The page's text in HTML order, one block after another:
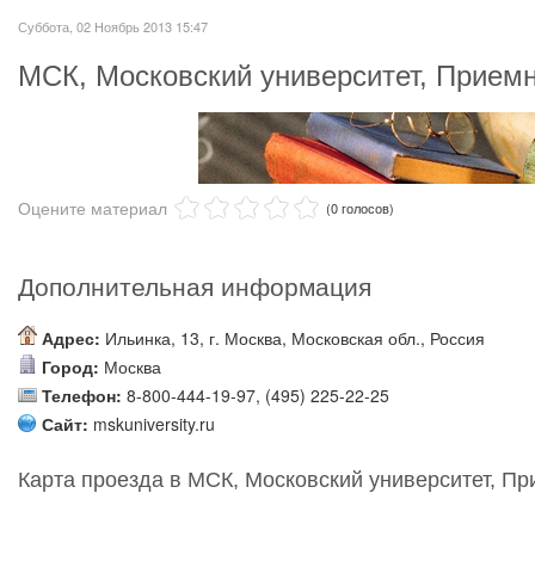
Суббота, 02 Ноябрь 2013 15:47
МСК, Московский университет,
Оцените материал (0 голосов)
Дополнительная информация
Адрес: Ильинка, 13, г. Москва, Московская обл., Россия
Город: Москва
Телефон: 8-800-444-19-97, (495) 225-22-25
Сайт: mskuniversity.ru
Карта проезда в МСК, Московский университет,